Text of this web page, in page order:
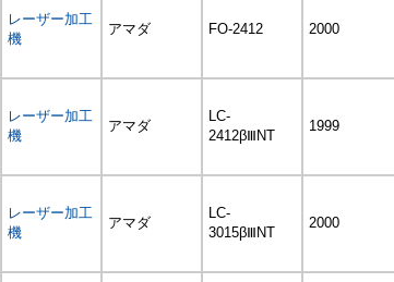
レーザー加工
機
アマダ FO-2412 2000
レーザー加工
機
アマダ
LC-
2412βⅢNT
1999
レーザー加工
機
アマダ
LC-
3015βⅢNT
2000